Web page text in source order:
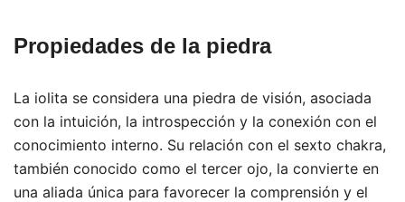
Propiedades de la piedra
La iolita se considera una piedra de visión, asociada
con la intuición, la introspección y la conexión con el
conocimiento interno. Su relación con el sexto chakra,
también conocido como el tercer ojo, la convierte en
una aliada única para favorecer la comprensión y el